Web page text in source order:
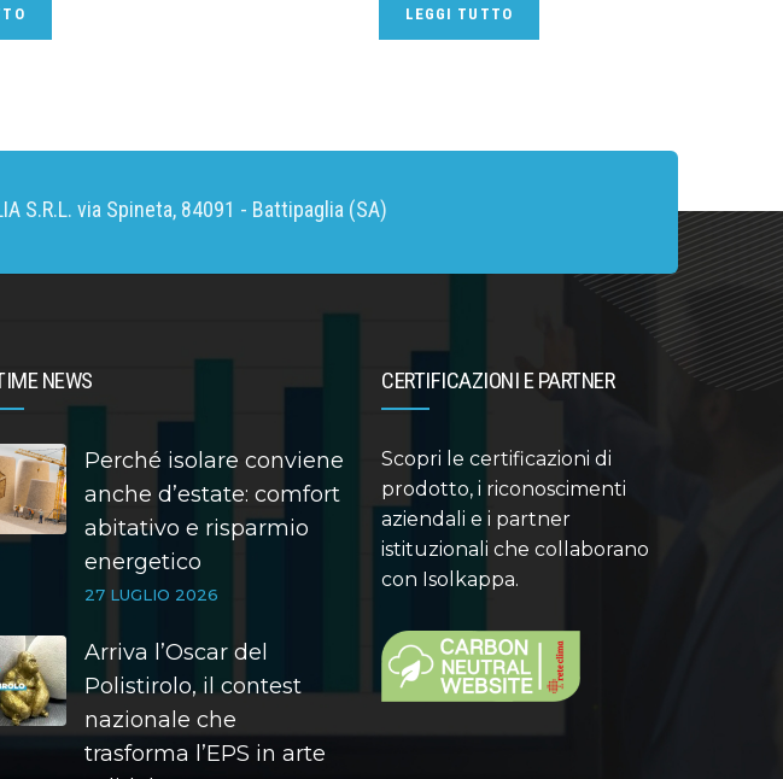
LEGGI TUTTO
S.R.L. via Spineta, 84091 - Battipaglia (SA)
NEWS
Perché isolare conviene
anche d’estate: comfort
abitativo e risparmio
energetico
27 LUGLIO 2026
Arriva l’Oscar del
Polistirolo, il contest
nazionale che
trasforma l’EPS in arte
CERTIFICAZIONI E PARTNER
Scopri le certificazioni di
prodotto, i riconoscimenti
aziendali e i partner
istituzionali che collaborano
con Isolkappa.